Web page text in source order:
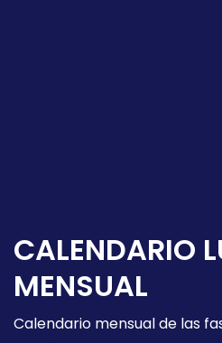
CALENDARIO
MENSUAL
Calendario mensual de las